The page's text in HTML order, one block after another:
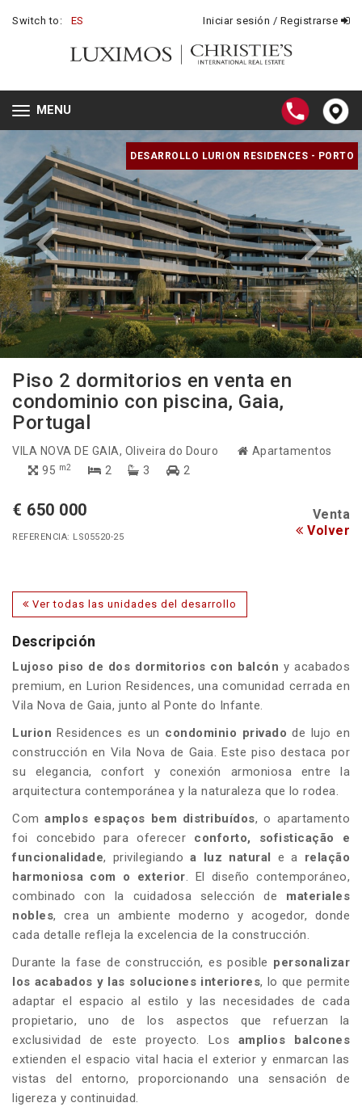
Switch to: ES Iniciar sesión / Registrarse
Toggle
navigation
MENU
DESARROLLO LURION RESIDENCES - PORTO
Piso 2 dormitorios en venta en
condominio con piscina, Gaia,
Portugal
VILA NOVA DE GAIA, Oliveira do Douro
Apartamentos
95 m2 2 3 2
€ 650 000 Venta
REFERENCIA: LS05520-25 Volver
Ver todas las unidades del desarrollo
Descripción
Lujoso piso de dos dormitorios con balcón y acabados
premium, en Lurion Residences, una comunidad cerrada en
Vila Nova de Gaia, junto al Ponte do Infante.
Lurion Residences es un condominio privadode lujo en
construcción en Vila Nova de Gaia. Este piso destaca por
su elegancia, confort y conexión armoniosa entre la
arquitectura contemporánea y la naturaleza que lo rodea.
Comamplos espaços bem distribuídos, o apartamento
foi concebido para oferecer conforto, sofisticação e
funcionalidade, privilegiando a luz natural e a relação
harmoniosa com o exterior. El diseño contemporáneo,
combinado con la cuidadosa selección de materiales
nobles, crea un ambiente moderno y acogedor, donde
cada detalle refleja la excelencia de la construcción.
Durante la fase de construcción, es posible personalizar
los acabados y las soluciones interiores, lo que permite
adaptar el espacio al estilo y las necesidades de cada
propietario, uno de los aspectos que refuerzan la
exclusividad de este proyecto. Los amplios balcones
extienden el espacio vital hacia el exterior y enmarcan las
vistas del entorno, proporcionando una sensación de
ligereza y continuidad.